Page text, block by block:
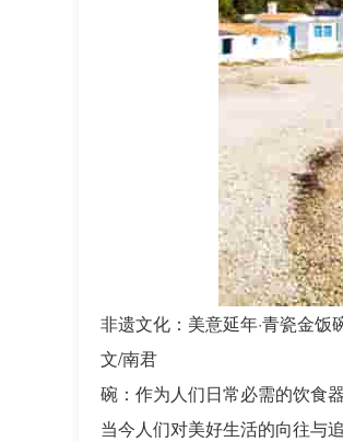
非遗文化：美意延年·青瓷金饭
文/南君
碗：作为人们日常必需的饮食
当今人们对美好生活的向往与